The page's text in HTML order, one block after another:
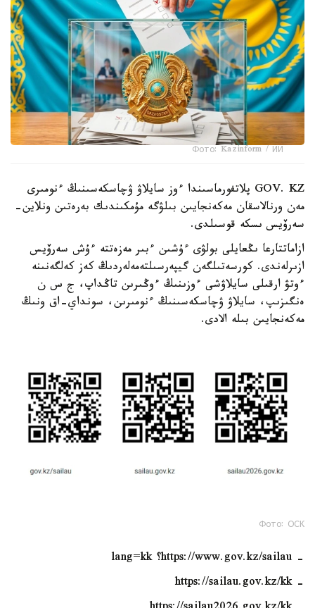
Фото: Kazinform / ИИ
GOV. KZ پلاتفورماسىندا ءوز سايلاۋ ۋچاسكەسىنىڭ ءنومىرى
مەن ورنالاسقان مەكەنجايىن بىلۋگە مۇمكىندىك بەرەتىن ونلاين-
سەرۆيس ىسكە قوسىلدى.
ازاماتتارعا ىڭعايلى بولۋى ءۇشىن ءبىر مەزەتتە ءۇش سەرۆيس
ازىرلەندى. كورسەتىلگەن گيپەرسىلتەمەلەردىڭ كەز كەلگەنىنە
ءوتۋ ارقىلى سايلاۋشى ءوزىنىڭ ءوڭىرىن تاڭداپ، ج س ن
ەنگىزىپ، سايلاۋ ۋچاسكەسىنىڭ ءنومىرىن، سونداي-اق ونىڭ
مەكەنجايىن بىلە الادى.
Фото: ОСК
- https://www.gov.kz/sailau؟ lang=kk
- https://sailau.gov.kz/kk